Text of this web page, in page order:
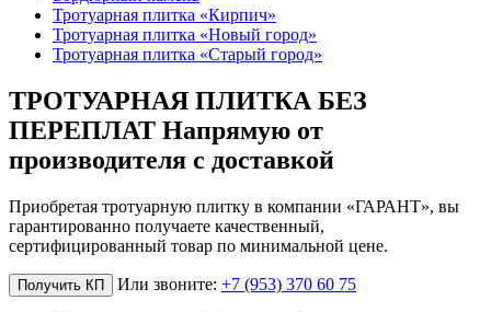
Тротуарная плитка «Кирпич»
Тротуарная плитка «Новый город»
Тротуарная плитка «Старый город»
ТРОТУАРНАЯ ПЛИТКА БЕЗ
ПЕРЕПЛАТ Напрямую от
производителя с доставкой
Приобретая тротуарную плитку в компании «ГАРАНТ», вы
гарантированно получаете качественный,
сертифицированный товар по минимальной цене.
Получить КП Или звоните: +7 (953) 370 60 75